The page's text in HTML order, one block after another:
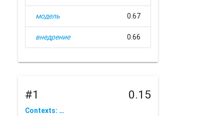
модель 0.67
внедрение 0.66
#1 0.15
Contexts: …